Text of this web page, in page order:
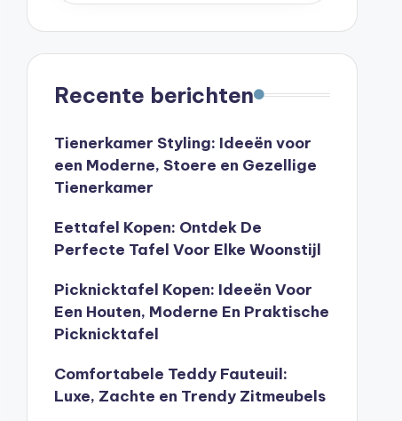
Recente berichten
Tienerkamer Styling: Ideeën voor
een Moderne, Stoere en Gezellige
Tienerkamer
Eettafel Kopen: Ontdek De
Perfecte Tafel Voor Elke Woonstijl
Picknicktafel Kopen: Ideeën Voor
Een Houten, Moderne En Praktische
Picknicktafel
Comfortabele Teddy Fauteuil:
Luxe, Zachte en Trendy Zitmeubels